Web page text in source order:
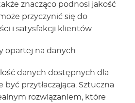
znacząco podnosi jakość
przyczynić się do
i satysfakcji klientów.
opartej na danych
danych dostępnych dla
przytłaczająca. Sztuczna
rozwiązaniem, które